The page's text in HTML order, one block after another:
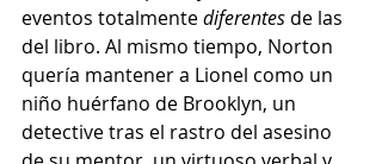
eventos totalmente diferentes de las
del libro. Al mismo tiempo, Norton
quería mantener a Lionel como un
niño huérfano de Brooklyn, un
detective tras el rastro del asesino